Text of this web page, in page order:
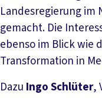
Landesregierung im
gemacht. Die
ebenso im Blick wie
Transformation in
Dazu Ingo Schlüter,